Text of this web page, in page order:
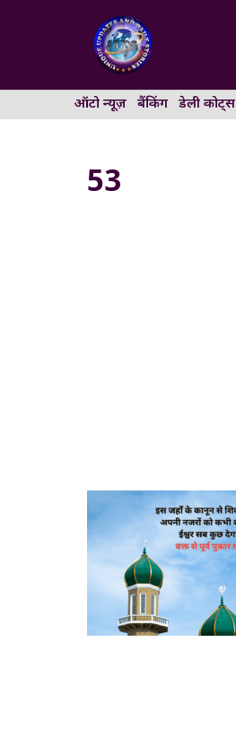
ऑटो न्यूज़ बैंकिंग डेली कोट्स
53